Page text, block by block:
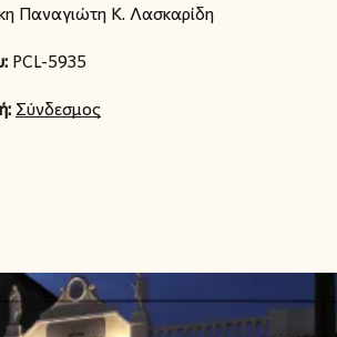
Παναγιώτη Κ. Λασκαρίδη
PCL-5935
Σύνδεσμος